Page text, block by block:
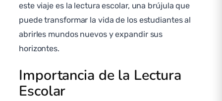
este viaje es la lectura escolar, una brújula que
puede transformar la vida de los estudiantes al
abrirles mundos nuevos y expandir sus
horizontes.
Importancia de la Lectura
Escolar